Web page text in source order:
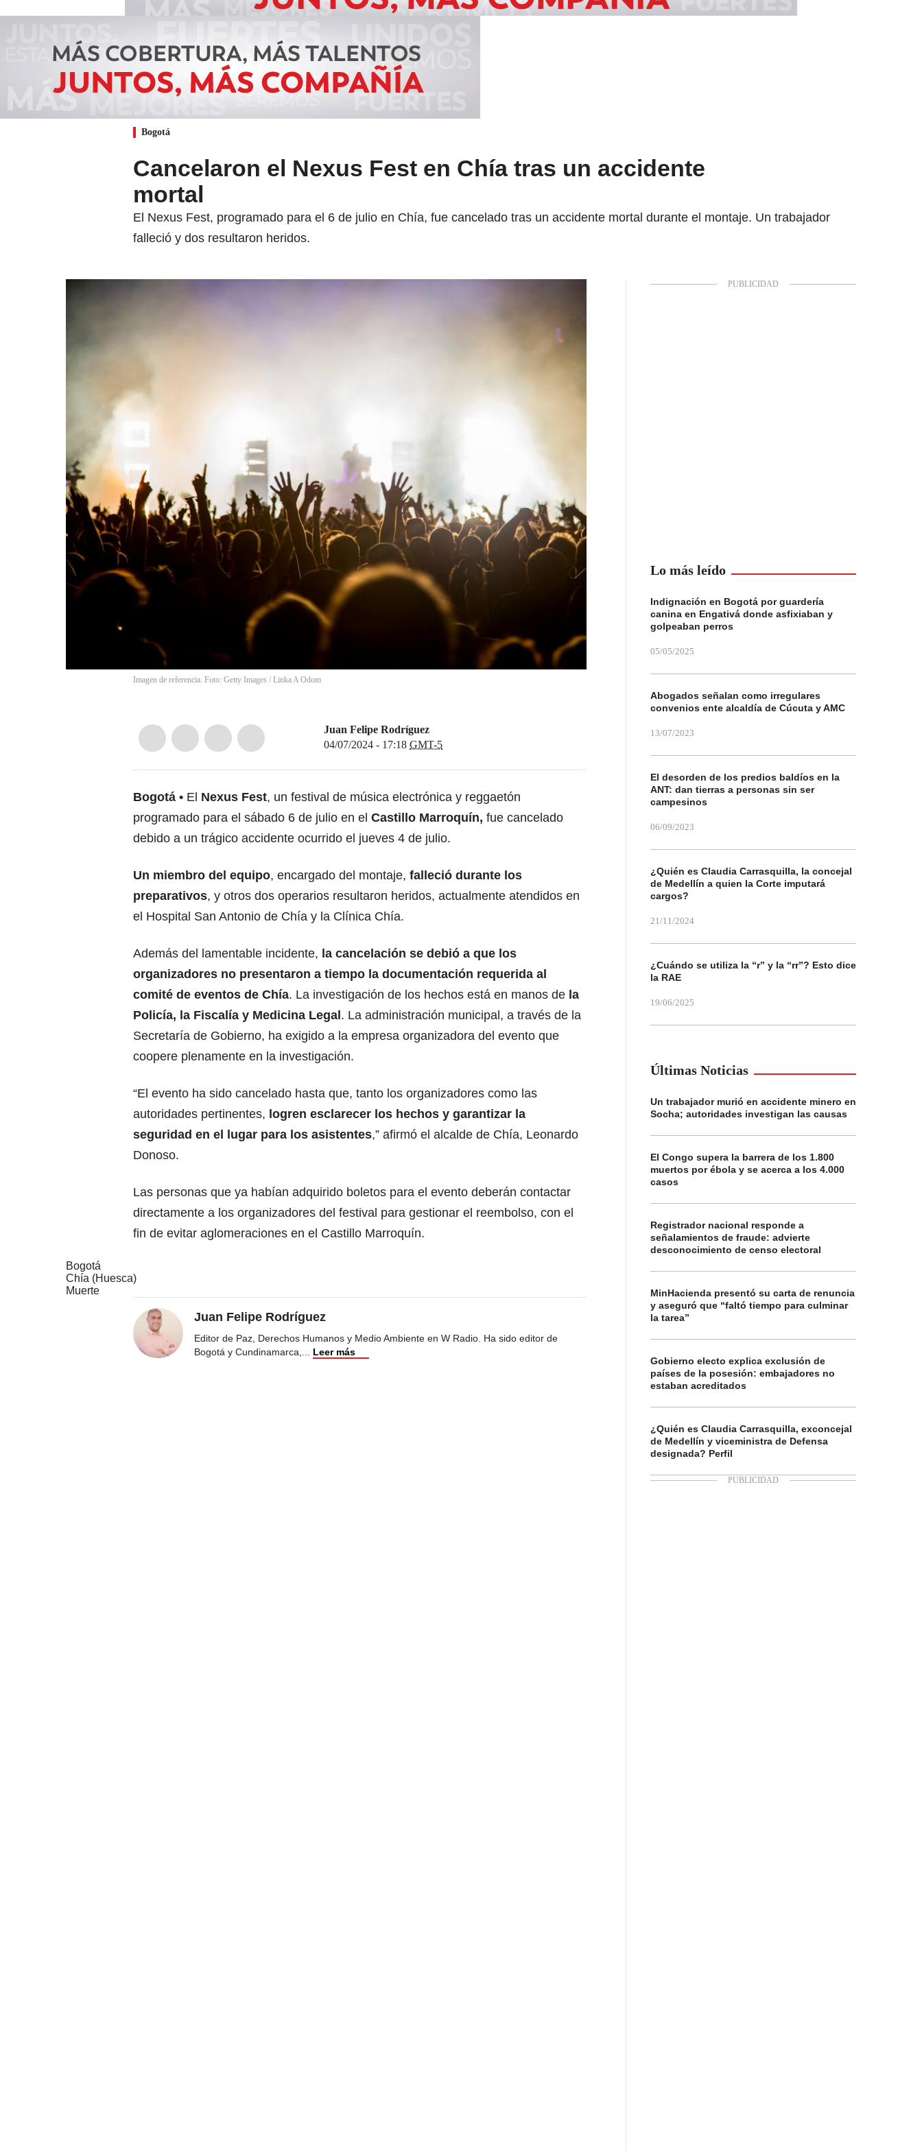
Bogotá
Cancelaron el Nexus Fest en Chía tras un accidente
mortal
El Nexus Fest, programado para el 6 de julio en Chía, fue cancelado tras un accidente mortal durante el montaje. Un trabajador
falleció y dos resultaron heridos.
Imagen de referencia. Foto: Getty Images / Linka A Odom
Juan Felipe Rodríguez
04/07/2024 - 17:18 GMT-5
Bogotá El Nexus Fest, un festival de música electrónica y reggaetón
programado para el sábado 6 de julio en el Castillo Marroquín, fue cancelado
debido a un trágico accidente ocurrido el jueves 4 de julio.
Un miembro del equipo, encargado del montaje, falleció durante los
preparativos, y otros dos operarios resultaron heridos, actualmente atendidos en
el Hospital San Antonio de Chía y la Clínica Chía.
Además del lamentable incidente, la cancelación se debió a que los
organizadores no presentaron a tiempo la documentación requerida al
comité de eventos de Chía. La investigación de los hechos está en manos de la
Policía, la Fiscalía y Medicina Legal . La administración municipal, a través de la
Secretaría de Gobierno, ha exigido a la empresa organizadora del evento que
coopere plenamente en la investigación.
“El evento ha sido cancelado hasta que, tanto los organizadores como las
autoridades pertinentes, logren esclarecer los hechos y garantizar la
seguridad en el lugar para los asistentes,” afirmó el alcalde de Chía, Leonardo
Donoso.
Las personas que ya habían adquirido boletos para el evento deberán contactar
directamente a los organizadores del festival para gestionar el reembolso, con el
fin de evitar aglomeraciones en el Castillo Marroquín.
Bogotá
Chía (Huesca)
Muerte
Juan Felipe Rodríguez
Editor de Paz, Derechos Humanos y Medio Ambiente en W Radio. Ha sido editor de
Bogotá y Cundinamarca,... Leer más
Lo más leído
Indignación en Bogotá por guardería
canina en Engativá donde asfixiaban y
golpeaban perros
05/05/2025
Abogados señalan como irregulares
convenios ente alcaldía de Cúcuta y AMC
13/07/2023
El desorden de los predios baldíos en la
ANT: dan tierras a personas sin ser
campesinos
06/09/2023
¿Quién es Claudia Carrasquilla, la concejal
de Medellín a quien la Corte imputará
cargos?
21/11/2024
¿Cuándo se utiliza la “r” y la “rr”? Esto dice
la RAE
19/06/2025
Últimas Noticias
Un trabajador murió en accidente minero en
Socha; autoridades investigan las causas
El Congo supera la barrera de los 1.800
muertos por ébola y se acerca a los 4.000
casos
Registrador nacional responde a
señalamientos de fraude: advierte
desconocimiento de censo electoral
MinHacienda presentó su carta de renuncia
y aseguró que “faltó tiempo para culminar
la tarea”
Gobierno electo explica exclusión de
países de la posesión: embajadores no
estaban acreditados
¿Quién es Claudia Carrasquilla, exconcejal
de Medellín y viceministra de Defensa
designada? Perfil